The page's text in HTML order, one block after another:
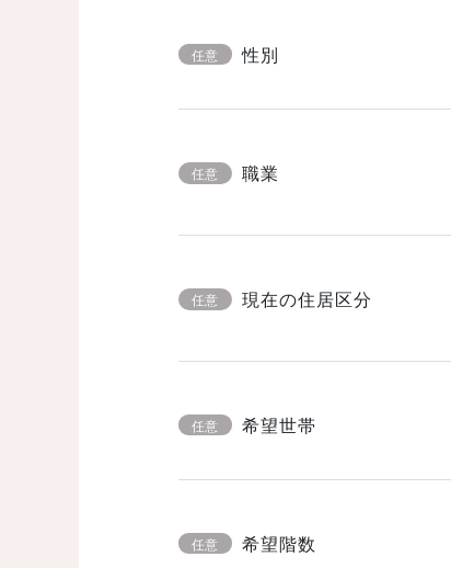
任意 性別
任意 職業
任意 現在の住居区分
任意 希望世帯
任意 希望階数